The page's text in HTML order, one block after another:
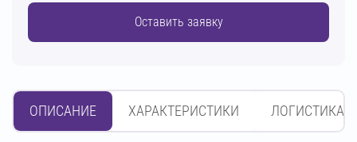
Оставить заявку
ОПИСАНИЕ ХАРАКТЕРИСТИКИ ЛОГИСТИКА